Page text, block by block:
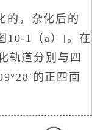
的，杂化后的
10-1（a）]。在
轨道分别与四
的正四面